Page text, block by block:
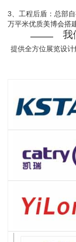
3、工程后盾：总部
万平米优质美博会搭
我
提供全方位展览设